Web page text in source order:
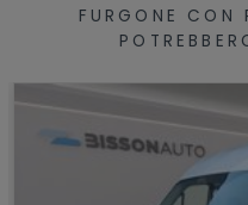
FURGONE CON